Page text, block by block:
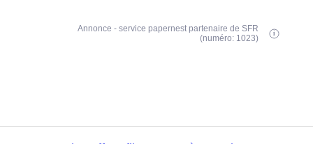
Annonce - service papernest partenaire de SFR
(numéro: 1023)